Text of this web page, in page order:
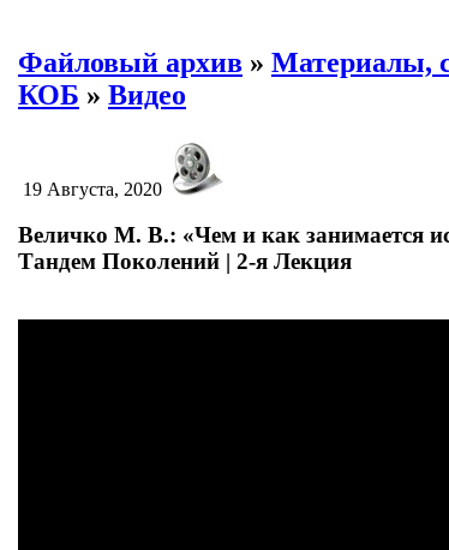
Файловый архив » Материалы,
КОБ » Видео
19 Августа, 2020
Величко М. В.: «Чем и как занимается
Тандем Поколений | 2-я Лекция